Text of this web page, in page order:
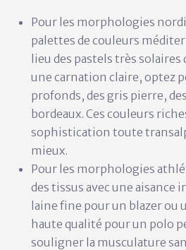
Pour les morphologies
palettes de couleurs
lieu des pastels très
une carnation claire, optez
profonds, des gris pierre,
bordeaux. Ces couleurs
sophistication toute
mieux.
Pour les morphologies
des tissus avec une aisance
laine fine pour un blazer ou
haute qualité pour un polo
souligner la musculature